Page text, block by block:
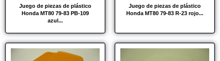
Juego de piezas de plástico
Honda MT80 79-83 PB-109
azul...
Juego de piezas de plástico
Honda MT80 79-83 R-23 rojo...